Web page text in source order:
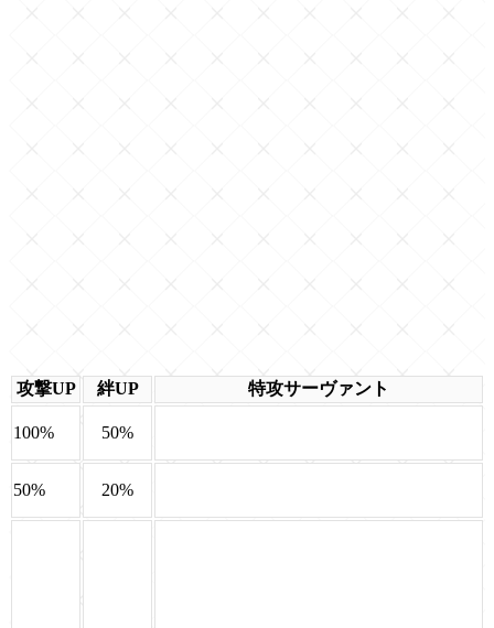
攻撃UP 絆UP 特攻サーヴァント
100% 50%
50% 20%